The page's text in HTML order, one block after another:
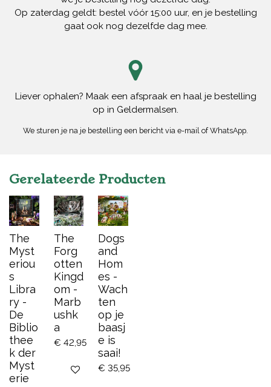
Op zaterdag geldt: bestel vóór 15:00 uur, en je bestelling
gaat ook nog dezelfde dag mee.
Liever ophalen? Maak een afspraak en haal je bestelling
op in Geldermalsen.
We sturen je na je bestelling een bericht via e-mail of WhatsApp.
Gerelateerde Producten
The
Myst
eriou
s
Libra
ry -
De
Biblio
thee
k der
Myst
erie
The
Forg
otten
Kingd
om -
Marb
ushk
a
€ 42,95
Bekijk details
Dogs
and
Hom
es -
Wach
ten
op je
baasj
e is
saai!
€ 35,95